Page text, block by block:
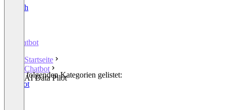
English
Chatbot
Startseite
Chatbot
AI Data Pilot
In den folgenden Kategorien gelistet:
Chatbot